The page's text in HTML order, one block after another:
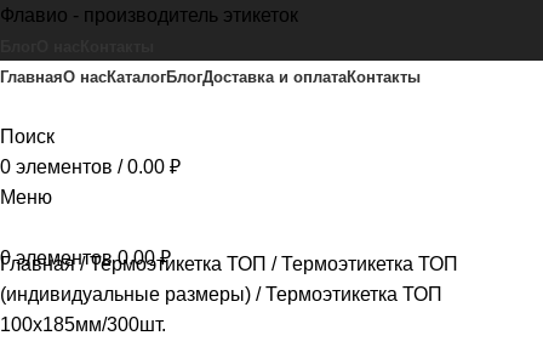
Флавио - производитель этикеток
ГлавнаяО насКаталогБлогДоставка и оплатаКонтакты
Поиск
0 элементов / 0.00 ₽
Меню
0элементов 0.00₽
Главная Термоэтикетка ТОП
Термоэтикетка ТОП
(индивидуальные размеры)
Термоэтикетка ТОП
100х185мм/300шт.